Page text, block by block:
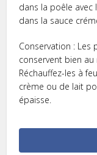
dans la poêle avec
dans la sauce
Conservation : Les
conservent bien
Réchauffez-les à
crème ou de lait
épaisse.